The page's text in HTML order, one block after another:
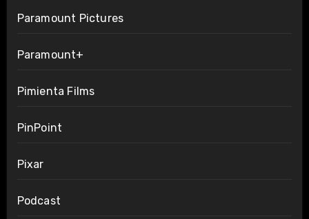
Paramount Pictures
Paramount+
Pimienta Films
PinPoint
Pixar
Podcast